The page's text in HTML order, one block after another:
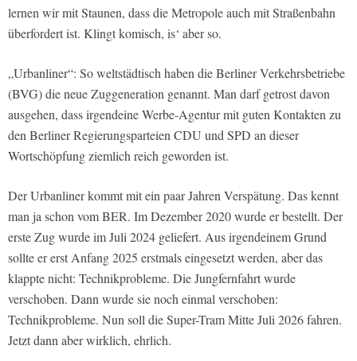
lernen wir mit Staunen, dass die Metropole auch mit Straßenbahn
überfordert ist. Klingt komisch, is‘ aber so.
„Urbanliner“: So weltstädtisch haben die Berliner Verkehrsbetriebe
(BVG) die neue Zuggeneration genannt. Man darf getrost davon
ausgehen, dass irgendeine Werbe-Agentur mit guten Kontakten zu
den Berliner Regierungsparteien CDU und SPD an dieser
Wortschöpfung ziemlich reich geworden ist.
Der Urbanliner kommt mit ein paar Jahren Verspätung. Das kennt
man ja schon vom BER. Im Dezember 2020 wurde er bestellt. Der
erste Zug wurde im Juli 2024 geliefert. Aus irgendeinem Grund
sollte er erst Anfang 2025 erstmals eingesetzt werden, aber das
klappte nicht: Technikprobleme. Die Jungfernfahrt wurde
verschoben. Dann wurde sie noch einmal verschoben:
Technikprobleme. Nun soll die Super-Tram Mitte Juli 2026 fahren.
Jetzt dann aber wirklich, ehrlich.